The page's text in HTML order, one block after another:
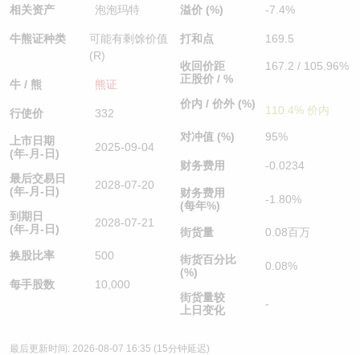
相关资产 泡泡玛特
牛熊证种类
可能有剩馀价值
(R)
牛 / 熊 熊证
行使价 332
上市日期
(年-月-日)
2025-09-04
最后交易日
(年-月-日)
2028-07-20
到期日
(年-月-日)
2028-07-21
换股比率 500
每手股数 10,000
溢价 (%) -7.4%
打和点 169.5
收回价距
正股价 / %
167.2 / 105.96%
价内 / 价外 (%) 110.4% 价内
对冲值 (%) 95%
财务费用 -0.0234
财务费用
(每年%)
-1.80%
街货量 0.08百万
街货百分比
(%)
0.08%
街货量较
上日变化
-
最后更新时间: 2026-08-07 16:35 (15分钟延迟)